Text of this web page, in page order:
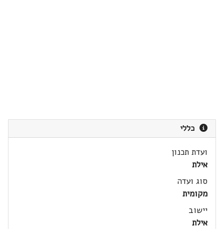
כללי
ועדת תכנון
אילת
סוג ועדה
מקומית
יישוב
אילת